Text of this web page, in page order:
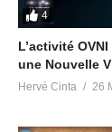
4
L’activité
une Nouvelle
Hervé Cinta 26